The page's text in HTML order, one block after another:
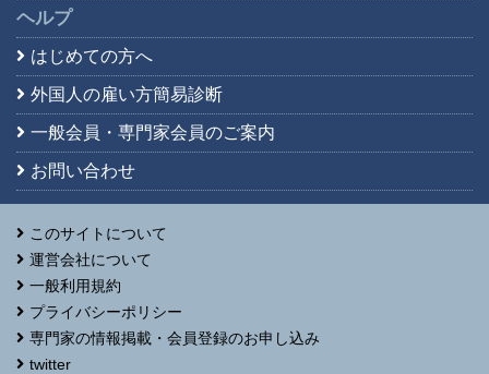
ヘルプ
はじめての方へ
外国人の雇い方簡易診断
一般会員・専門家会員のご案内
お問い合わせ
このサイトについて
運営会社について
一般利用規約
プライバシーポリシー
専門家の情報掲載・会員登録のお申し込み
twitter